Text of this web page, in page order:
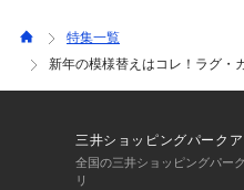
特集一覧
新年の模様替えはコレ！ラグ・
三井ショッピングパークア
全国の三井ショッピングパー
リ